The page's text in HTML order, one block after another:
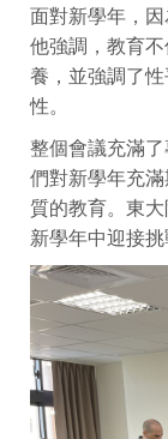
面對新學年，因
他強調，教育
養，並強調了
性。
整個會議充滿
們對新學年充
質的教育。東
新學年中迎接